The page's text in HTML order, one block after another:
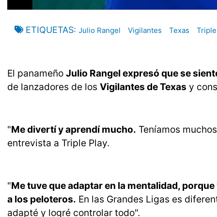
ETIQUETAS Julio Rangel Vigilantes Texas
El panameño Julio Rangel expresó que se
de lanzadores de los Vigilantes de Texas y
"Me divertí y aprendí mucho. Teníamos
entrevista a Triple Play.
"Me tuve que adaptar en la mentalidad,
a los peloteros. En las Grandes Ligas es
adapté y logré controlar todo".